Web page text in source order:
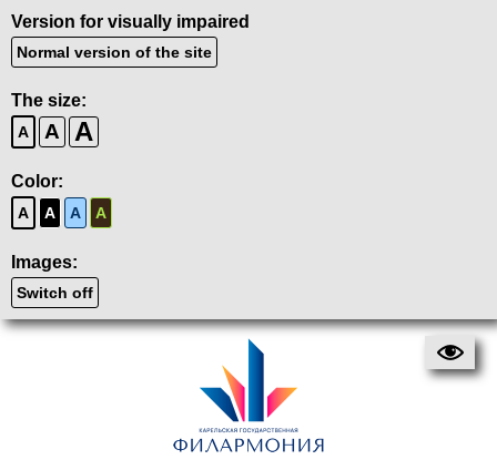
Version for visually impaired
Normal version of the site
The size:
A A A
Color:
A A A A
Images:
Switch off